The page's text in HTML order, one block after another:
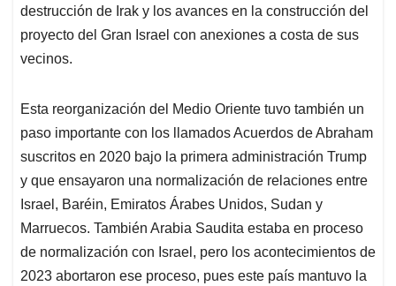
destrucción de Irak y los avances en la construcción del
proyecto del Gran Israel con anexiones a costa de sus
vecinos.
Esta reorganización del Medio Oriente tuvo también un
paso importante con los llamados Acuerdos de Abraham
suscritos en 2020 bajo la primera administración Trump
y que ensayaron una normalización de relaciones entre
Israel, Baréin, Emiratos Árabes Unidos, Sudan y
Marruecos. También Arabia Saudita estaba en proceso
de normalización con Israel, pero los acontecimientos de
2023 abortaron ese proceso, pues este país mantuvo la